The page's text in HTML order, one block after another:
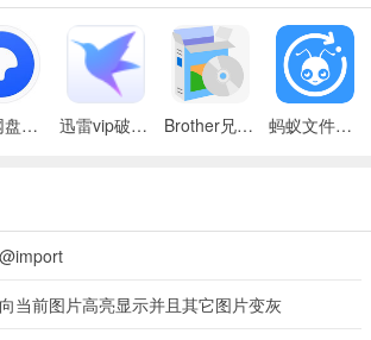
夸克网盘官方正式版 迅雷vip破解版永久会员2024版 Brother兄弟 MFC-8480DN多功能一体机ISIS驱动 蚂蚁文件（数据恢复大师）
当前图片高亮显示并且其它图片变灰